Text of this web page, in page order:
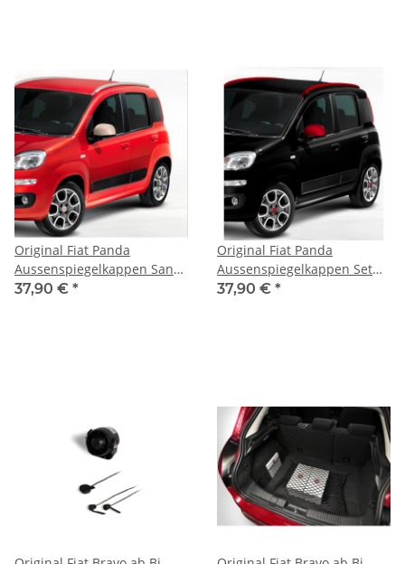
Original Fiat Panda
Aussenspiegelkappen Sand
Matt 735551001
37,90 € *
Original Fiat Panda
Aussenspiegelkappen Set
Mattrot 735551002
37,90 € *